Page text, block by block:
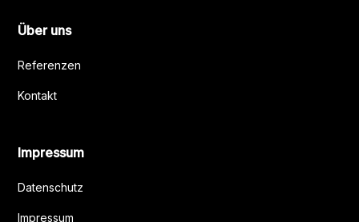
Über uns
Referenzen
Kontakt
Impressum
Datenschutz
Impressum